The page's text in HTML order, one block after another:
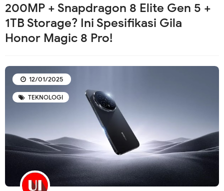
200MP + Snapdragon 8 Elite Gen 5 +
1TB Storage? Ini Spesifikasi Gila
Honor Magic 8 Pro!
TEKNOLOGI
12/01/2025